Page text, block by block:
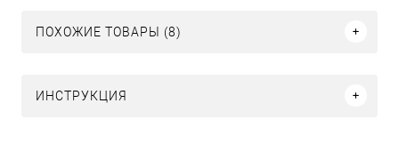
ПОХОЖИЕ ТОВАРЫ (8)
ИНСТРУКЦИЯ